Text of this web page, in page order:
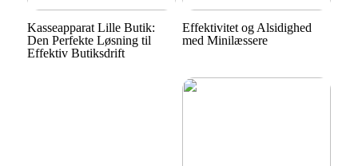
Kasseapparat Lille Butik:
Den Perfekte Løsning til
Effektiv Butiksdrift
Effektivitet og Alsidighed
med Minilæssere